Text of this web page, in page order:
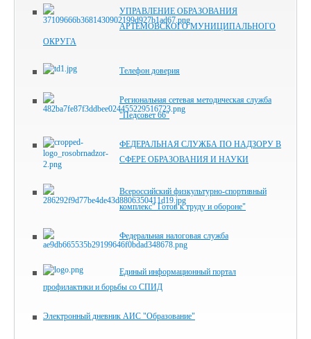
УПРАВЛЕНИЕ ОБРАЗОВАНИЯ
АРТЕМОВСКОГО МУНИЦИПАЛЬНОГО
ОКРУГА
Телефон доверия
Региональная сетевая методическая служба
"Педсовет 66"
ФЕДЕРАЛЬНАЯ СЛУЖБА ПО НАДЗОРУ В
СФЕРЕ ОБРАЗОВАНИЯ И НАУКИ
Всероссийский физкультурно-спортивный
комплекс" Готов к труду и обороне"
Федеральная налоговая служба
Единый информационный портал
профилактики и борьбы со СПИД
Электронный дневник АИС "Образование"